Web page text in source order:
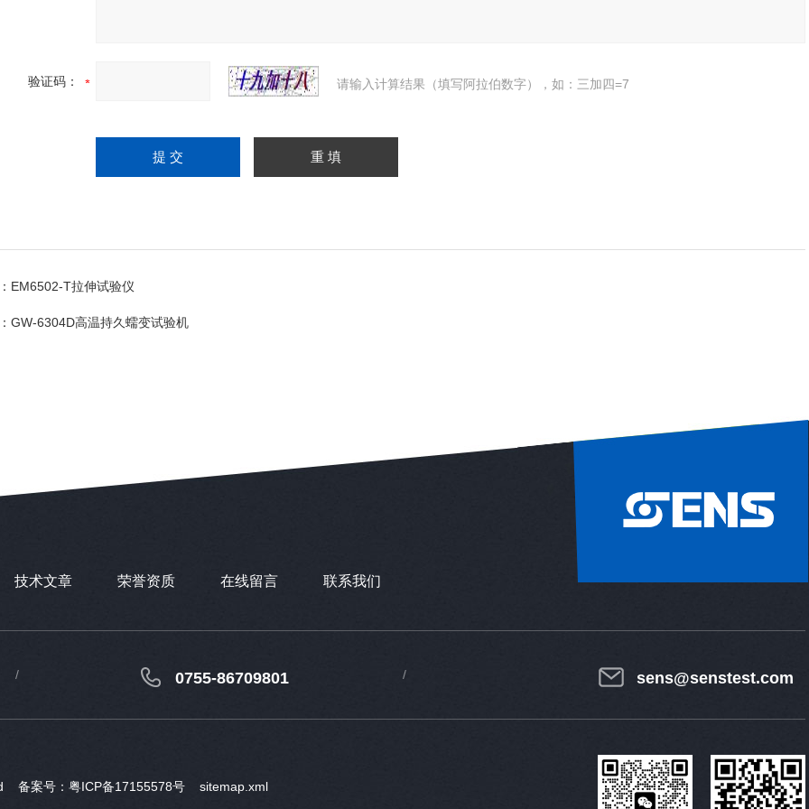
验证码： 请输入计算结果（填写阿拉伯数字），如：三加四=7
EM6502-T拉伸试验仪
GW-6304D高温持久蠕变试验机
技术文章 荣誉资质 在线留言 联系我们
0755-86709801 sens@senstest.com
备案号：粤ICP备17155578号 sitemap.xml